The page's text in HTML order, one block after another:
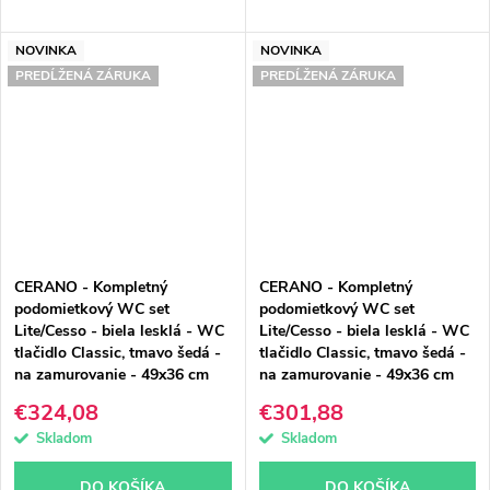
NOVINKA
PREDĹŽENÁ ZÁRUKA
CERANO - Kompletný
podomietkový WC set
Lite/Cesso - biela lesklá - WC
tlačidlo Classic, tmavo šedá -
na zamurovanie - 49x36 cm
€324,08
Skladom
NOVINKA
PREDĹŽENÁ ZÁRUKA
CERANO - Kompletný
podomietkový WC set
Lite/Cesso - biela lesklá - WC
tlačidlo Classic, tmavo šedá -
na zamurovanie - 49x36 cm
€301,88
Skladom